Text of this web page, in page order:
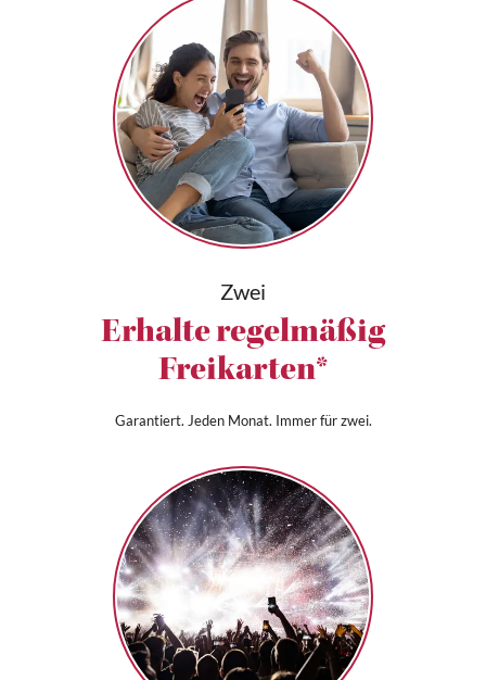
Zwei
Erhalte regelmäßig
Freikarten*
Garantiert. Jeden Monat. Immer für zwei.